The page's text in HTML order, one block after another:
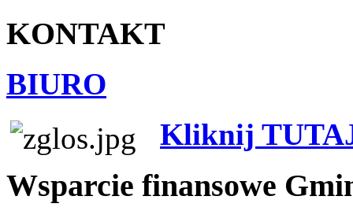
KONTAKT
BIURO
Kliknij
Wsparcie finansowe